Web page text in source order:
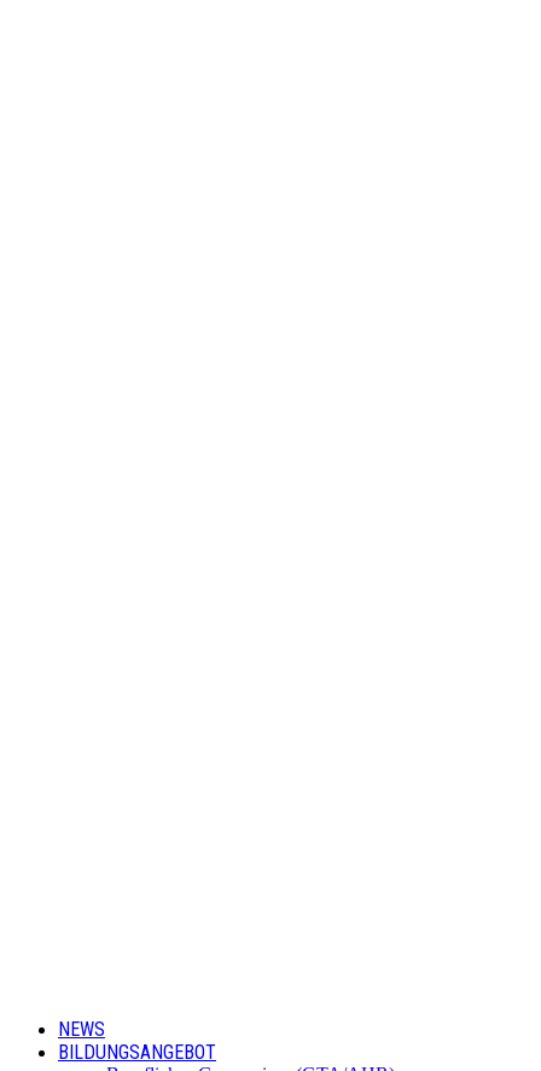
NEWS
BILDUNGSANGEBOT